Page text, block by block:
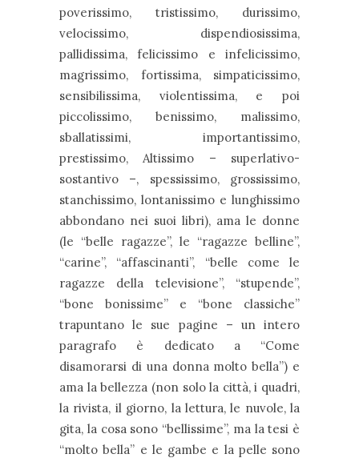
poverissimo, tristissimo, durissimo,
velocissimo, dispendiosissima,
pallidissima, felicissimo e infelicissimo,
magrissimo, fortissima, simpaticissimo,
sensibilissima, violentissima, e poi
piccolissimo, benissimo, malissimo,
sballatissimi, importantissimo,
prestissimo, Altissimo – superlativo-
sostantivo –, spessissimo, grossissimo,
stanchissimo, lontanissimo e lunghissimo
abbondano nei suoi libri), ama le donne
(le “belle ragazze”, le “ragazze belline”,
“carine”, “affascinanti”, “belle come le
ragazze della televisione”, “stupende”,
“bone bonissime” e “bone classiche”
trapuntano le sue pagine – un intero
paragrafo è dedicato a “Come
disamorarsi di una donna molto bella”) e
ama la bellezza (non solo la città, i quadri,
la rivista, il giorno, la lettura, le nuvole, la
gita, la cosa sono “bellissime”, ma la tesi è
“molto bella” e le gambe e la pelle sono